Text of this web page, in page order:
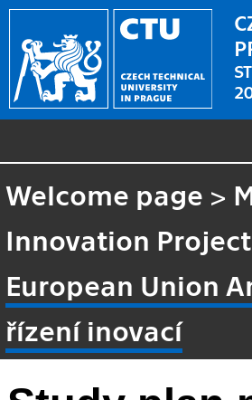
Welcome page >
Innovation
European Union
řízení inovací